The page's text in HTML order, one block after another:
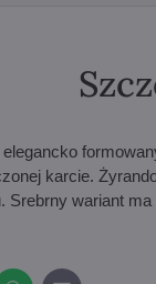
karcie.
wariant